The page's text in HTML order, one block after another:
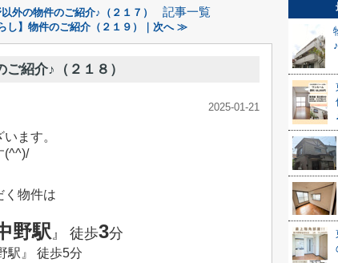
外の物件のご紹介♪（２１７） 記事一覧
し】物件のご紹介（２１９）｜次へ ≫
紹介♪（２１８）
2025-01-21
ます。
(^^)/
く物件は
野駅』 徒歩3分
駅』 徒歩5分